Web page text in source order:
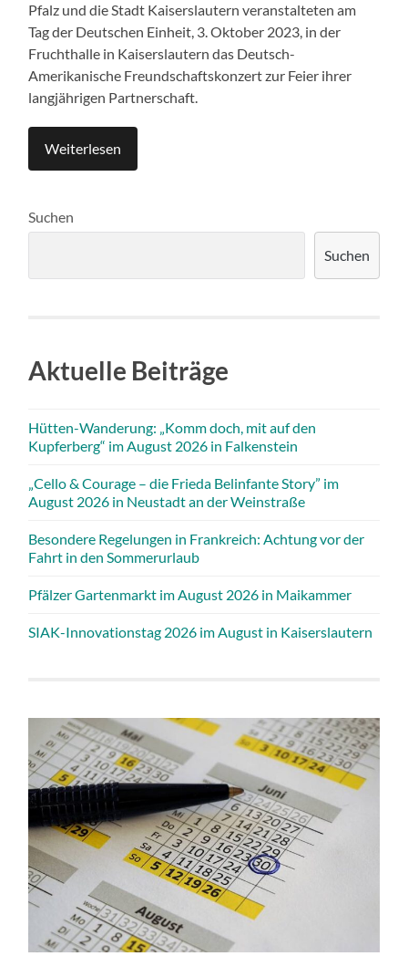
Pfalz und die Stadt Kaiserslautern veranstalteten am
Tag der Deutschen Einheit, 3. Oktober 2023, in der
Fruchthalle in Kaiserslautern das Deutsch-
Amerikanische Freundschaftskonzert zur Feier ihrer
langjährigen Partnerschaft.
Weiterlesen
Suchen
Suchen
Aktuelle Beiträge
Hütten-Wanderung: „Komm doch, mit auf den
Kupferberg“ im August 2026 in Falkenstein
„Cello & Courage – die Frieda Belinfante Story” im
August 2026 in Neustadt an der Weinstraße
Besondere Regelungen in Frankreich: Achtung vor der
Fahrt in den Sommerurlaub
Pfälzer Gartenmarkt im August 2026 in Maikammer
SIAK-Innovationstag 2026 im August in Kaiserslautern